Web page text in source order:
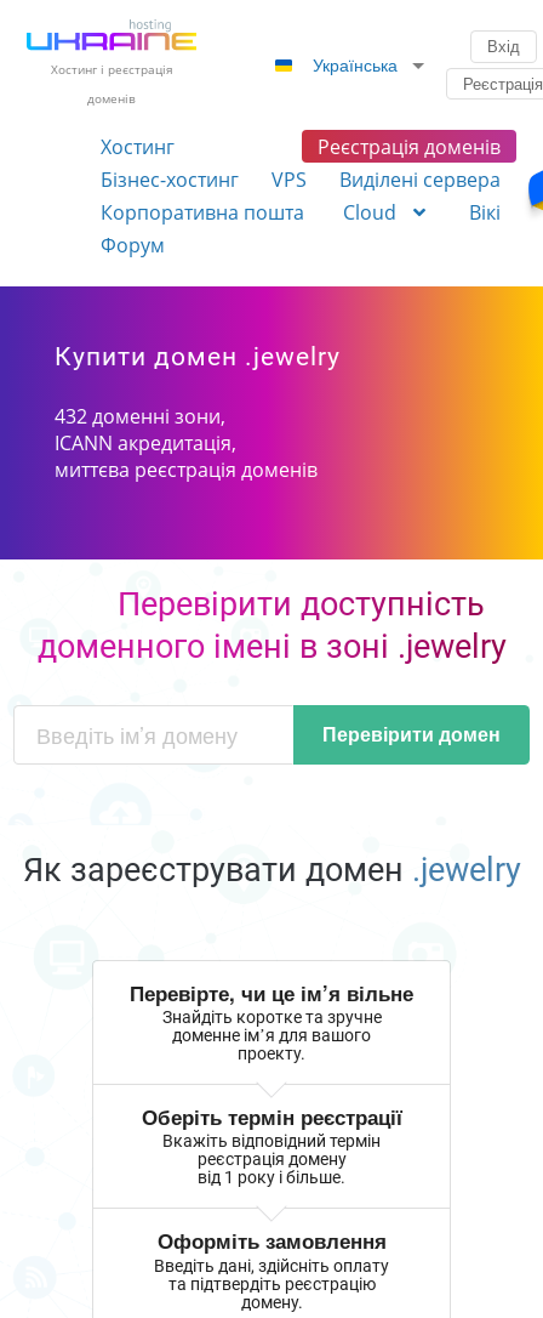
Хостинг і реєстрація
доменів
Українська
Вхід
Реєстрація
Хостинг
Реєстрація доменів
Бізнес-хостинг
VPS
Виділені сервера
Корпоративна пошта
Cloud
Вікі
Форум
Купити домен .jewelry
432 доменні зони,
ICANN акредитація,
миттєва реєстрація доменів
Перевірити доступність
доменного імені в зоні .jewelry
Перевірити домен
Як зареєструвати домен .jewelry
Перевірте, чи це ім’я вільне
Знайдіть коротке та зручне
доменне ім’я для вашого
проекту.
Оберіть термін реєстрації
Вкажіть відповідний термін
реєстрація домену
від 1 року і більше.
Оформіть замовлення
Введіть дані, здійсніть оплату
та підтвердіть реєстрацію
домену.